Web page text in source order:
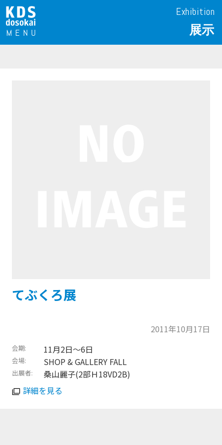
Exhibition
展示
てぶくろ展
2011年10月17日
会期 11月2日〜6日
会場 SHOP & GALLERY FALL
出展者
桑山麗子(2部Ｈ18VD2B)
詳細を見る